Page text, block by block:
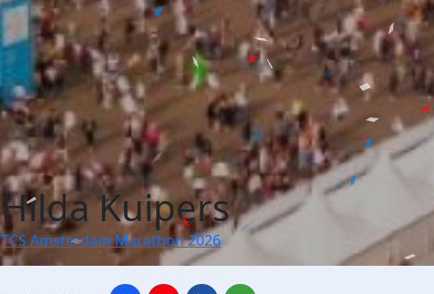
Hilda Kuipers
TCS Amsterdam Marathon 2026